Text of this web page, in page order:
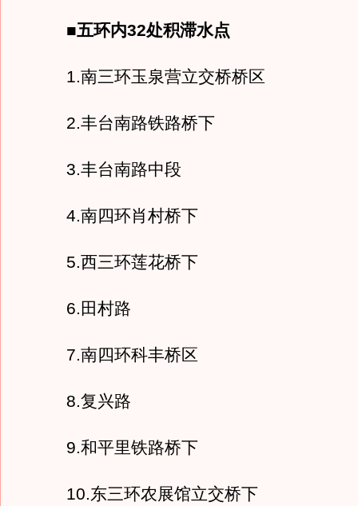
■五环内32处积滞水点
1.南三环玉泉营立交桥桥区
2.丰台南路铁路桥下
3.丰台南路中段
4.南四环肖村桥下
5.西三环莲花桥下
6.田村路
7.南四环科丰桥区
8.复兴路
9.和平里铁路桥下
10.东三环农展馆立交桥下